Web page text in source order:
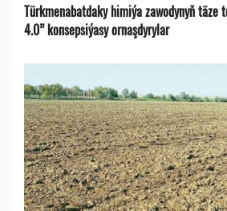
Türkmenabatdaky himiýa zawodynyň täze
4.0” konsepsiýasy ornaşdyrylar